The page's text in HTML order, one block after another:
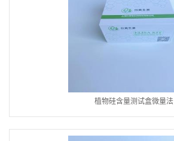
植物硅含量测试盒微量法